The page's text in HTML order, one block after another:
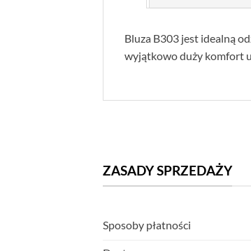
Bluza B303 jest idealną
wyjątkowo duży komfort
ZASADY SPRZEDAŻY
Sposoby płatności